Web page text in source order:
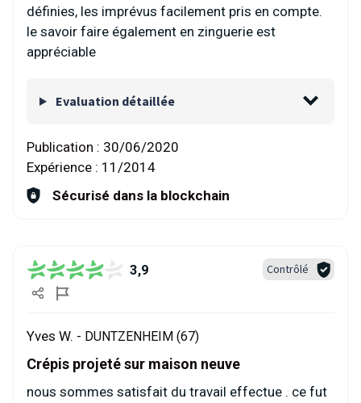
définies, les imprévus facilement pris en compte.
le savoir faire également en zinguerie est
appréciable
Evaluation détaillée
Publication : 30/06/2020
Expérience : 11/2014
Sécurisé dans la blockchain
3,9 Contrôlé
Yves W. - DUNTZENHEIM (67)
Crépis projeté sur maison neuve
nous sommes satisfait du travail effectue . ce fut